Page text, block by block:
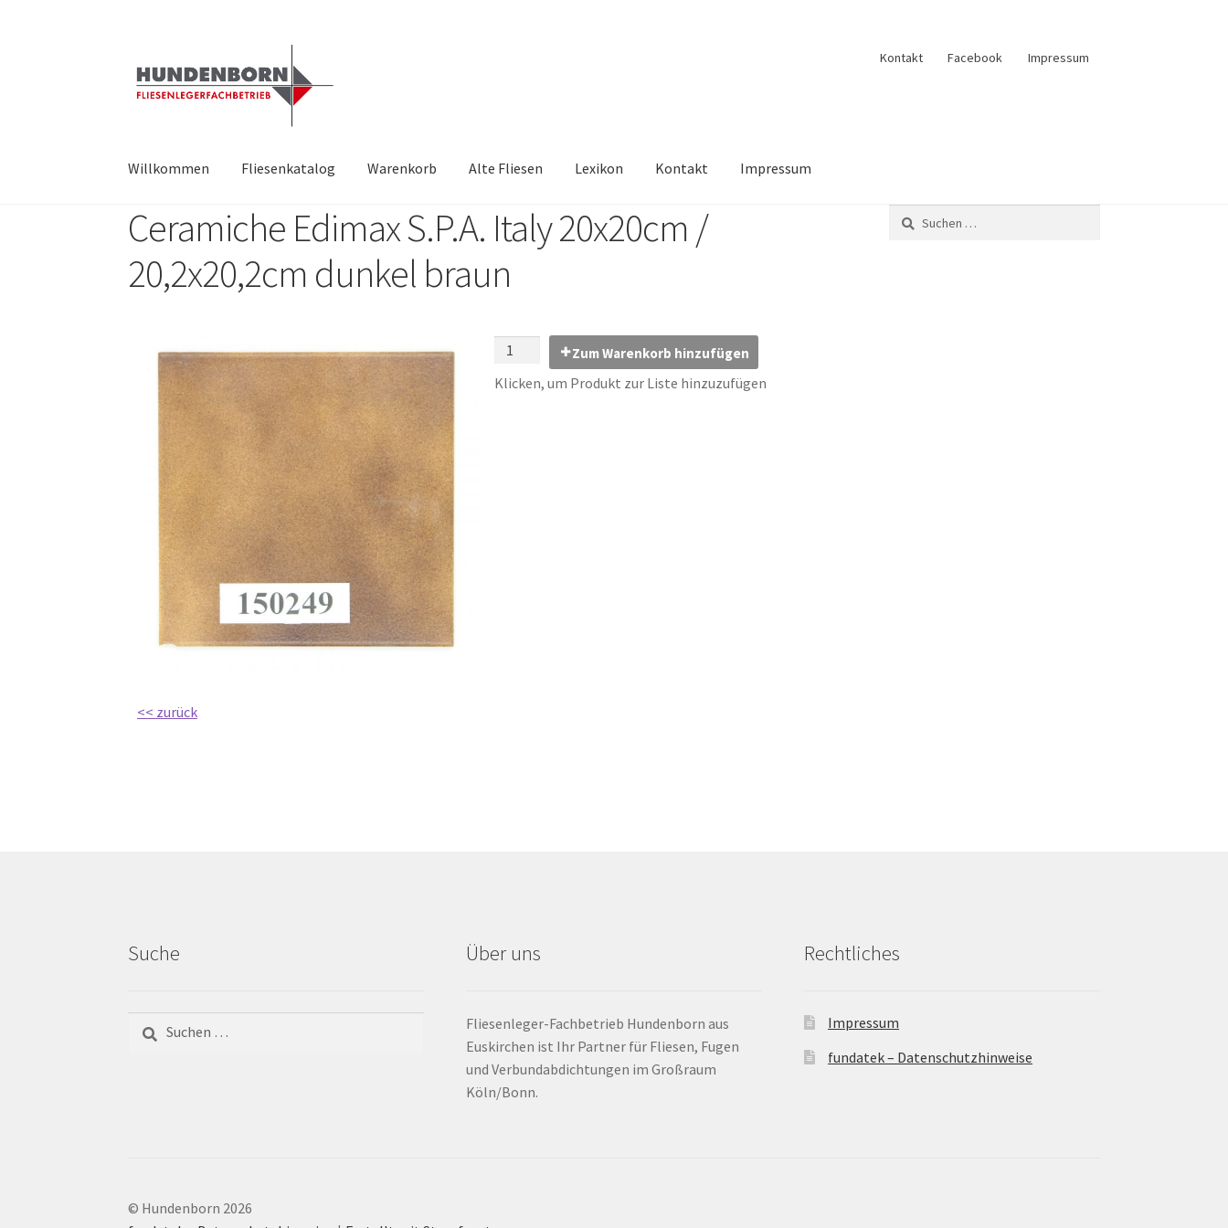
Kontakt Facebook Impressum
Willkommen Fliesenkatalog Warenkorb Alte Fliesen Lexikon Kontakt Impressum
StartAlte Fliesen, Vintage Fliesen, Reservefliesen, Austauschfliesen, Retrofliesen, Historische Fliesen Ankauf und Verkauf Anfrage senden
fundatek – Datenschutzhinweise Impressum KontaktLexikon
Ceramiche Edimax S.P.A. Italy 20x20cm /
20,2x20,2cm dunkel braun
Zum Warenkorb hinzufügen
Klicken, um Produkt zur Liste hinzuzufügen
<< zurück
Suche Über uns
Fliesenleger-Fachbetrieb Hundenborn aus
Euskirchen ist Ihr Partner für Fliesen, Fugen
und Verbundabdichtungen im Großraum
Köln/Bonn.
Rechtliches
Impressum
fundatek – Datenschutzhinweise
© Hundenborn 2026